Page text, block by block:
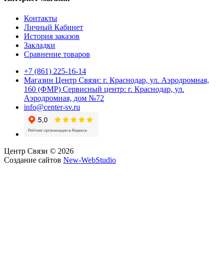
Контакты
Личный Кабинет
История заказов
Закладки
Сравнение товаров
+7 (861) 225-16-14
Магазин Центр Связи: г. Краснодар, ул. Аэродромная,
160 (ФМР) Сервисный центр: г. Краснодар, ул.
Аэродромная, дом №72
info@center-sv.ru
Центр Связи © 2026
Создание сайтов New-WebStudio